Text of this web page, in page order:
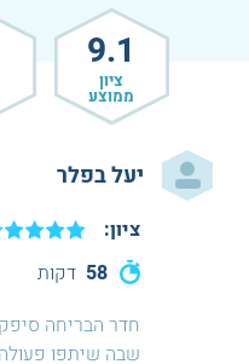
יעל בפלר
58 דקות
ציון:
חדר הבריחה
שבה שיתפו
9.1
ציון
ממוצע